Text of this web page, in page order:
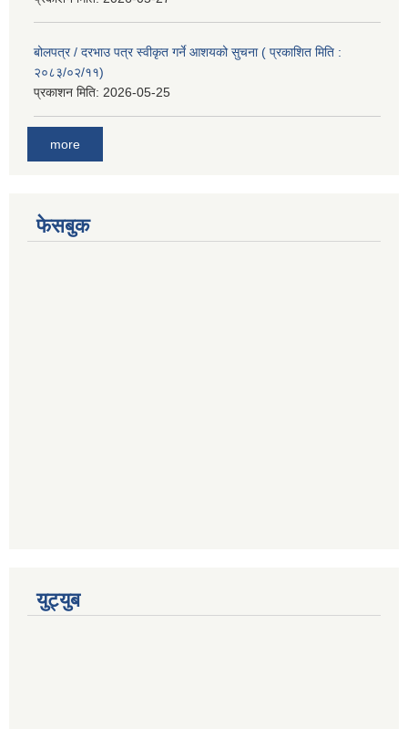
बोलपत्र / दरभाउ पत्र स्वीकृत गर्ने आशयको सुचना ( प्रकाशित मिति :
२०८३/०२/११)
प्रकाशन मिति: 2026-05-25
more
फेसबुक
युट्युब